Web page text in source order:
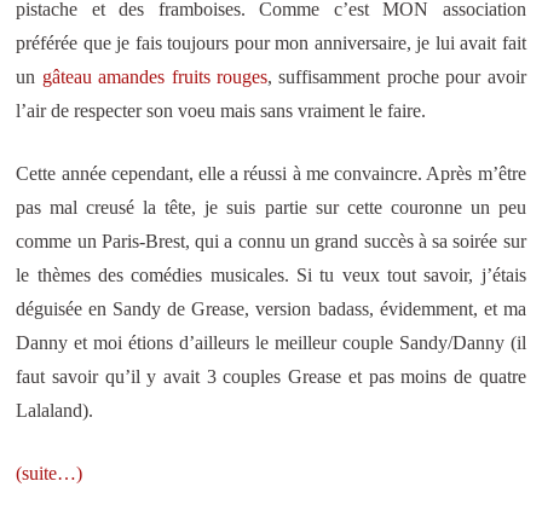
pistache et des framboises. Comme c’est MON association
préférée que je fais toujours pour mon anniversaire, je lui avait fait
un gâteau amandes fruits rouges, suffisamment proche pour avoir
l’air de respecter son voeu mais sans vraiment le faire.
Cette année cependant, elle a réussi à me convaincre. Après m’être
pas mal creusé la tête, je suis partie sur cette couronne un peu
comme un Paris-Brest, qui a connu un grand succès à sa soirée sur
le thèmes des comédies musicales. Si tu veux tout savoir, j’étais
déguisée en Sandy de Grease, version badass, évidemment, et ma
Danny et moi étions d’ailleurs le meilleur couple Sandy/Danny (il
faut savoir qu’il y avait 3 couples Grease et pas moins de quatre
Lalaland).
(suite…)